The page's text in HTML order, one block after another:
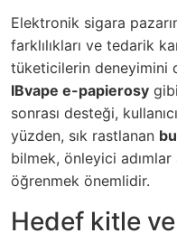
Elektronik sigara
farklılıkları ve tedarik
tüketicilerin deneyimini
IBvape e-papierosy
sonrası desteği,
yüzden, sık rastlanan
bilmek, önleyici
öğrenmek önemlidir.
Hedef kitle